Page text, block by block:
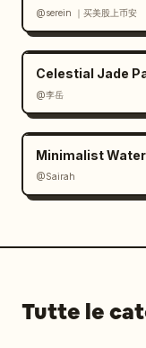
@serein ｜买美股上币安
Celestial Jade
@李岳
@Sairah
Tutte le